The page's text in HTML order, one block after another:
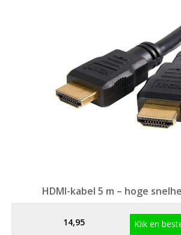
HDMI-kabel 5 m – hoge
14,95 Klik en